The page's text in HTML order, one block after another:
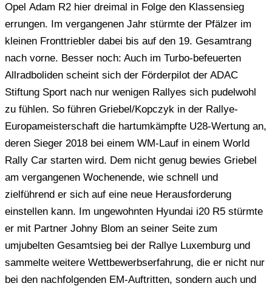
Opel Adam R2 hier dreimal in Folge den Klassensieg
errungen. Im vergangenen Jahr stürmte der Pfälzer im
kleinen Fronttriebler dabei bis auf den 19. Gesamtrang
nach vorne. Besser noch: Auch im Turbo-befeuerten
Allradboliden scheint sich der Förderpilot der ADAC
Stiftung Sport nach nur wenigen Rallyes sich pudelwohl
zu fühlen. So führen Griebel/Kopczyk in der Rallye-
Europameisterschaft die hartumkämpfte U28-Wertung an,
deren Sieger 2018 bei einem WM-Lauf in einem World
Rally Car starten wird. Dem nicht genug bewies Griebel
am vergangenen Wochenende, wie schnell und
zielführend er sich auf eine neue Herausforderung
einstellen kann. Im ungewohnten Hyundai i20 R5 stürmte
er mit Partner Johny Blom an seiner Seite zum
umjubelten Gesamtsieg bei der Rallye Luxemburg und
sammelte weitere Wettbewerbserfahrung, die er nicht nur
bei den nachfolgenden EM-Auftritten, sondern auch und